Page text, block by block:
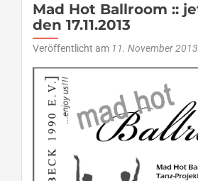
Mad Hot Ballroom ::
den 17.11.2013
Veröffentlicht am 11. November 2013